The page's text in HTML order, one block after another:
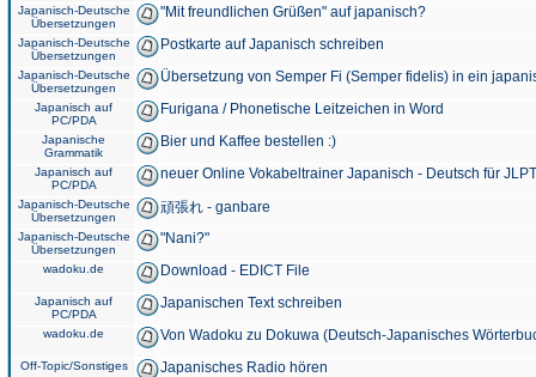
Japanisch-Deutsche
Übersetzungen
"Mit freundlichen Grüßen" auf japanisch?
Japanisch-Deutsche
Übersetzungen
Postkarte auf Japanisch schreiben
Japanisch-Deutsche
Übersetzungen
Übersetzung von Semper Fi (Semper fidelis) in ein
Japanisch auf
PC/PDA
Furigana / Phonetische Leitzeichen in Word
Japanische
Grammatik
Bier und Kaffee bestellen :)
Japanisch auf
PC/PDA
neuer Online Vokabeltrainer Japanisch - Deutsch für
Japanisch-Deutsche
Übersetzungen
頑張れ - ganbare
Japanisch-Deutsche
Übersetzungen
"Nani?"
wadoku.de Download - EDICT File
Japanisch auf
PC/PDA
Japanischen Text schreiben
wadoku.de Von Wadoku zu Dokuwa (Deutsch-Japanisches
Off-Topic/Sonstiges Japanisches Radio hören